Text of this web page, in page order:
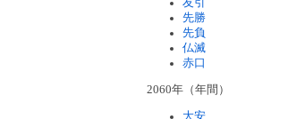
友引
先勝
先負
仏滅
赤口
2060年（年間）
大安